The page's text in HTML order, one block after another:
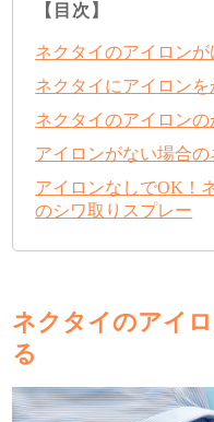
【目次】
ネクタイのアイロン
ネクタイにアイロン
ネクタイのアイロンの
アイロンがない場合
アイロンなしでOK！
のシワ取りスプレー
ネクタイのアイ
る